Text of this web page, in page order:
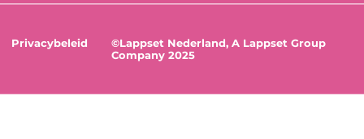
Privacybeleid
©Lappset Nederland, A Lappset Group
Company 2025